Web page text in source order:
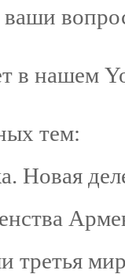
ваши
в нашем
тем:
Новая
третья